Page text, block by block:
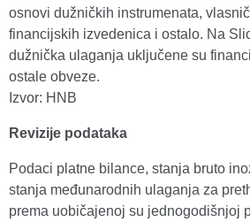
osnovi dužničkih instrumenata,
financijskih izvedenica i ostalo. Na
dužnička ulaganja uključene su
ostale obveze.
Izvor: HNB
Revizije podataka
Podaci platne bilance, stanja bruto
stanja međunarodnih ulaganja za
prema uobičajenoj su jednogodišnjoj